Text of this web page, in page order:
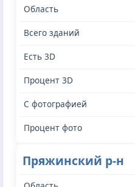
Пряжинский р-н